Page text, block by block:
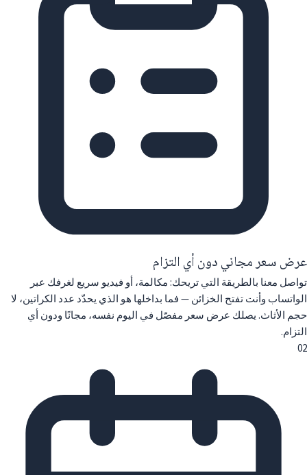
عرض سعر مجاني دون أي التزام
تواصل معنا بالطريقة التي تريحك: مكالمة، أو فيديو سريع لغرفك عبر
الواتساب وأنت تفتح الخزائن — فما بداخلها هو الذي يحدّد عدد الكراتين، لا
حجم الأثاث. يصلك عرض سعر مفصّل في اليوم نفسه، مجانًا ودون أي
التزام.
02